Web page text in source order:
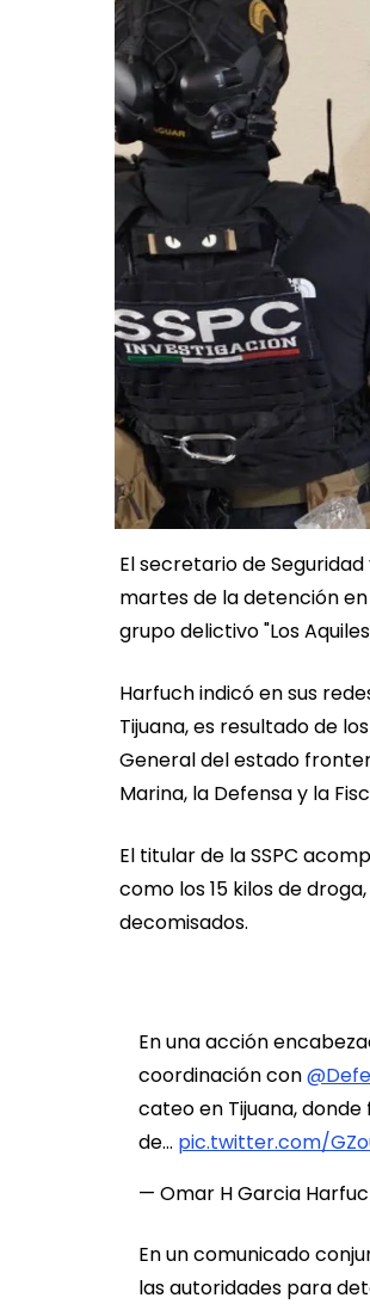
El secretario de
martes de la detención
grupo delictivo "Los
Harfuch indicó en sus
Tijuana, es resultado de
General del estado
Marina, la Defensa y la
El titular de la SSPC
como los 15 kilos de
decomisados.
En una acción
coordinación con
cateo en Tijuana,
de… pic.twitter.com/
— Omar H Garcia
En un comunicado
las autoridades para